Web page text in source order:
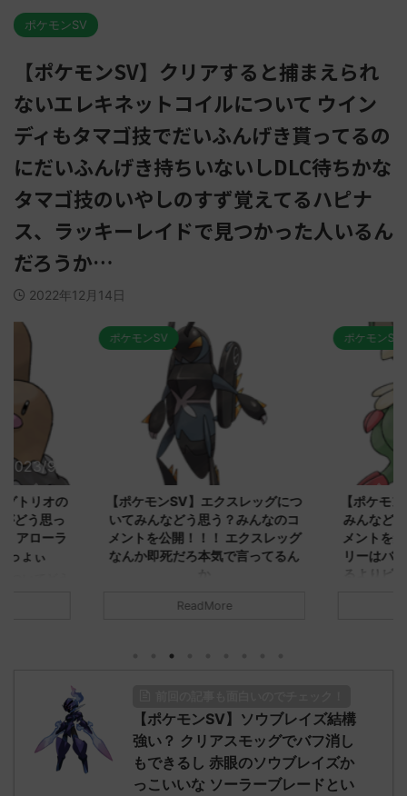
ポケモンSV
【ポケモンSV】クリアすると捕まえられ
ないエレキネットコイルについて ウイン
ディもタマゴ技でだいふんげき貰ってるの
にだいふんげき持ちいないしDLC待ちかな
タマゴ技のいやしのすず覚えてるハピナ
ス、ラッキーレイドで見つかった人いるん
だろうか…
2022年12月14日
2023/9/8
トリオの
どう思っ
アローラ
っょぃ
リージョ
ただダグト
れたウミト
ん0702
た！ (ﾜｯﾁ
ポケモンSV
【ポケモンSV】エクスレッグにつ
いてみんなどう思う？みんなのコ
メントを公開！！！ エクスレッグ
なんか即死だろ本気で言ってるん
う思ってる？ 初めの記事 元のス
01:07:00.69ID:oUI00NrJ0 エクスレ
ッグヘルムかっこいいから助かる 名
無しさん0971 0971 名無しさん、君に
決めた！ (ﾜｯﾁｮｲW b524-NwUu)
2023/06/28(水 ...
ReadMore
ポケモンSV
【ポケモ
みんなど
メントを
リーはバ
るよりビ
2023/06/
え忘れたガ
たラウドボ
しさん0624
【ポケモンSV】ソウブレイズ結構
強い？ クリアスモッグでバフ消し
もできるし 赤眼のソウブレイズか
っこいいな ソーラーブレードとい